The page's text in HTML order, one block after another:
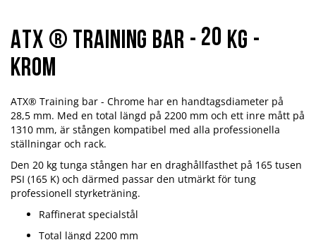
ATX ® Training Bar - 20 kg -
Krom
ATX® Training bar - Chrome har en handtagsdiameter på
28,5 mm. Med en total längd på 2200 mm och ett inre mått på
1310 mm, är stången kompatibel med alla professionella
ställningar och rack.
Den 20 kg tunga stången har en draghållfasthet på 165 tusen
PSI (165 K) och därmed passar den utmärkt för tung
professionell styrketräning.
Raffinerat specialstål
Total längd 2200 mm